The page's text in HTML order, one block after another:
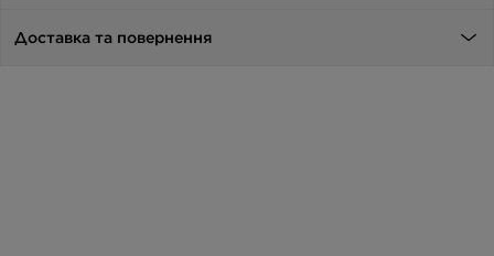
Доставка та повернення